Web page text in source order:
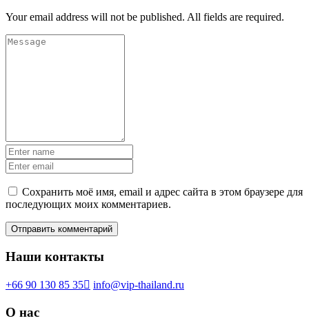
Your email address will not be published. All fields are required.
Сохранить моё имя, email и адрес сайта в этом браузере для
последующих моих комментариев.
Наши контакты
+66 90 130 85 35 info@vip-thailand.ru
О нас